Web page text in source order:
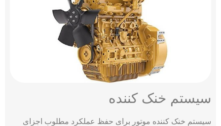
سیستم خنک کننده
سیستم خنک کننده موتور برای حفظ عملکرد مطلوب اجزای